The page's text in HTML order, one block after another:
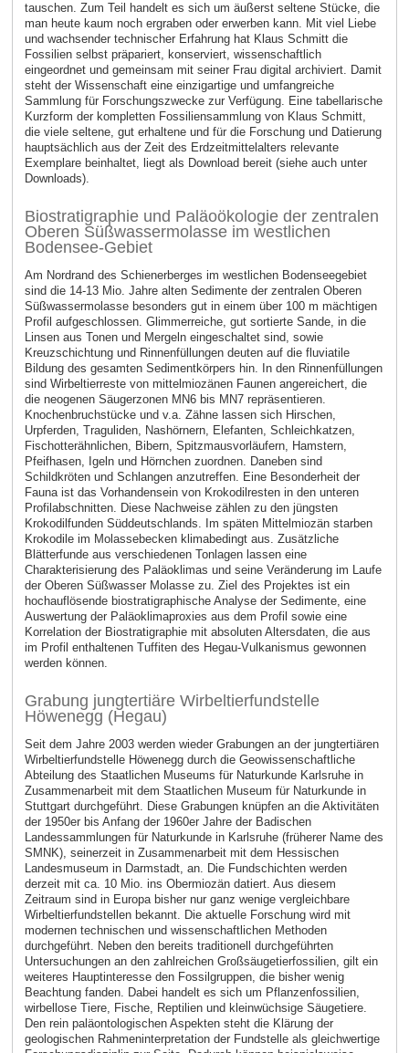
tauschen. Zum Teil handelt es sich um äußerst seltene Stücke, die
man heute kaum noch ergraben oder erwerben kann. Mit viel Liebe
und wachsender technischer Erfahrung hat Klaus Schmitt die
Fossilien selbst präpariert, konserviert, wissenschaftlich
eingeordnet und gemeinsam mit seiner Frau digital archiviert. Damit
steht der Wissenschaft eine einzigartige und umfangreiche
Sammlung für Forschungszwecke zur Verfügung. Eine tabellarische
Kurzform der kompletten Fossiliensammlung von Klaus Schmitt,
die viele seltene, gut erhaltene und für die Forschung und Datierung
hauptsächlich aus der Zeit des Erdzeitmittelalters relevante
Exemplare beinhaltet, liegt als Download bereit (siehe auch unter
Downloads).
Biostratigraphie und Paläoökologie der zentralen
Oberen Süßwassermolasse im westlichen
Bodensee-Gebiet
Am Nordrand des Schienerberges im westlichen Bodenseegebiet
sind die 14-13 Mio. Jahre alten Sedimente der zentralen Oberen
Süßwassermolasse besonders gut in einem über 100 m mächtigen
Profil aufgeschlossen. Glimmerreiche, gut sortierte Sande, in die
Linsen aus Tonen und Mergeln eingeschaltet sind, sowie
Kreuzschichtung und Rinnenfüllungen deuten auf die fluviatile
Bildung des gesamten Sedimentkörpers hin. In den Rinnenfüllungen
sind Wirbeltierreste von mittelmiozänen Faunen angereichert, die
die neogenen Säugerzonen MN6 bis MN7 repräsentieren.
Knochenbruchstücke und v.a. Zähne lassen sich Hirschen,
Urpferden, Traguliden, Nashörnern, Elefanten, Schleichkatzen,
Fischotterähnlichen, Bibern, Spitzmausvorläufern, Hamstern,
Pfeifhasen, Igeln und Hörnchen zuordnen. Daneben sind
Schildkröten und Schlangen anzutreffen. Eine Besonderheit der
Fauna ist das Vorhandensein von Krokodilresten in den unteren
Profilabschnitten. Diese Nachweise zählen zu den jüngsten
Krokodilfunden Süddeutschlands. Im späten Mittelmiozän starben
Krokodile im Molassebecken klimabedingt aus. Zusätzliche
Blätterfunde aus verschiedenen Tonlagen lassen eine
Charakterisierung des Paläoklimas und seine Veränderung im Laufe
der Oberen Süßwasser Molasse zu. Ziel des Projektes ist ein
hochauflösende biostratigraphische Analyse der Sedimente, eine
Auswertung der Paläoklimaproxies aus dem Profil sowie eine
Korrelation der Biostratigraphie mit absoluten Altersdaten, die aus
im Profil enthaltenen Tuffiten des Hegau-Vulkanismus gewonnen
werden können.
Grabung jungtertiäre Wirbeltierfundstelle
Höwenegg (Hegau)
Seit dem Jahre 2003 werden wieder Grabungen an der jungtertiären
Wirbeltierfundstelle Höwenegg durch die Geowissenschaftliche
Abteilung des Staatlichen Museums für Naturkunde Karlsruhe in
Zusammenarbeit mit dem Staatlichen Museum für Naturkunde in
Stuttgart durchgeführt. Diese Grabungen knüpfen an die Aktivitäten
der 1950er bis Anfang der 1960er Jahre der Badischen
Landessammlungen für Naturkunde in Karlsruhe (früherer Name des
SMNK), seinerzeit in Zusammenarbeit mit dem Hessischen
Landesmuseum in Darmstadt, an. Die Fundschichten werden
derzeit mit ca. 10 Mio. ins Obermiozän datiert. Aus diesem
Zeitraum sind in Europa bisher nur ganz wenige vergleichbare
Wirbeltierfundstellen bekannt. Die aktuelle Forschung wird mit
modernen technischen und wissenschaftlichen Methoden
durchgeführt. Neben den bereits traditionell durchgeführten
Untersuchungen an den zahlreichen Großsäugetierfossilien, gilt ein
weiteres Hauptinteresse den Fossilgruppen, die bisher wenig
Beachtung fanden. Dabei handelt es sich um Pflanzenfossilien,
wirbellose Tiere, Fische, Reptilien und kleinwüchsige Säugetiere.
Den rein paläontologischen Aspekten steht die Klärung der
geologischen Rahmeninterpretation der Fundstelle als gleichwertige